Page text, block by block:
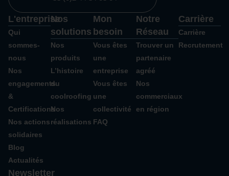
L'entreprise
Qui
sommes-
nous
Nos
engagements
&
Certifications
Nos actions
solidaires
Blog
Actualités
Nos
solutions
Nos
produits
L’histoire
du
coolroofing
Nos
réalisations
Mon
besoin
Vous êtes
une
entreprise
Vous êtes
une
collectivité
FAQ
Notre
Réseau
Trouver un
partenaire
agréé
Nos
commerciaux
en région
Carrière
Carrière
Recrutement
Newsletter